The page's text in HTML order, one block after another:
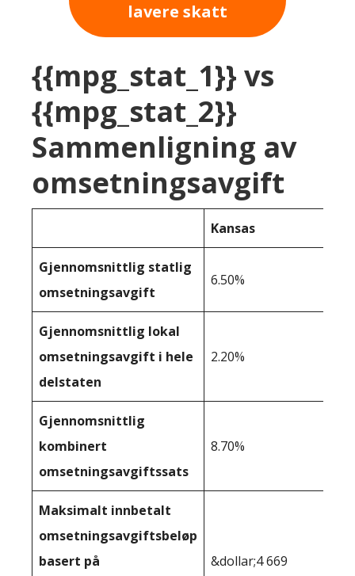
lavere skatt
{{mpg_stat_1}} vs
{{mpg_stat_2}}
Sammenligning av
omsetningsavgift
Kansas
Gjennomsnittlig statlig
omsetningsavgift
6.50%
Gjennomsnittlig lokal
omsetningsavgift i hele
delstaten
2.20%
Gjennomsnittlig
kombinert
omsetningsavgiftssats
8.70%
Maksimalt innbetalt
omsetningsavgiftsbeløp
basert på
&dollar;4 669